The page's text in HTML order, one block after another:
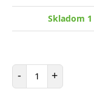
Skladom
- Počet položiek
+